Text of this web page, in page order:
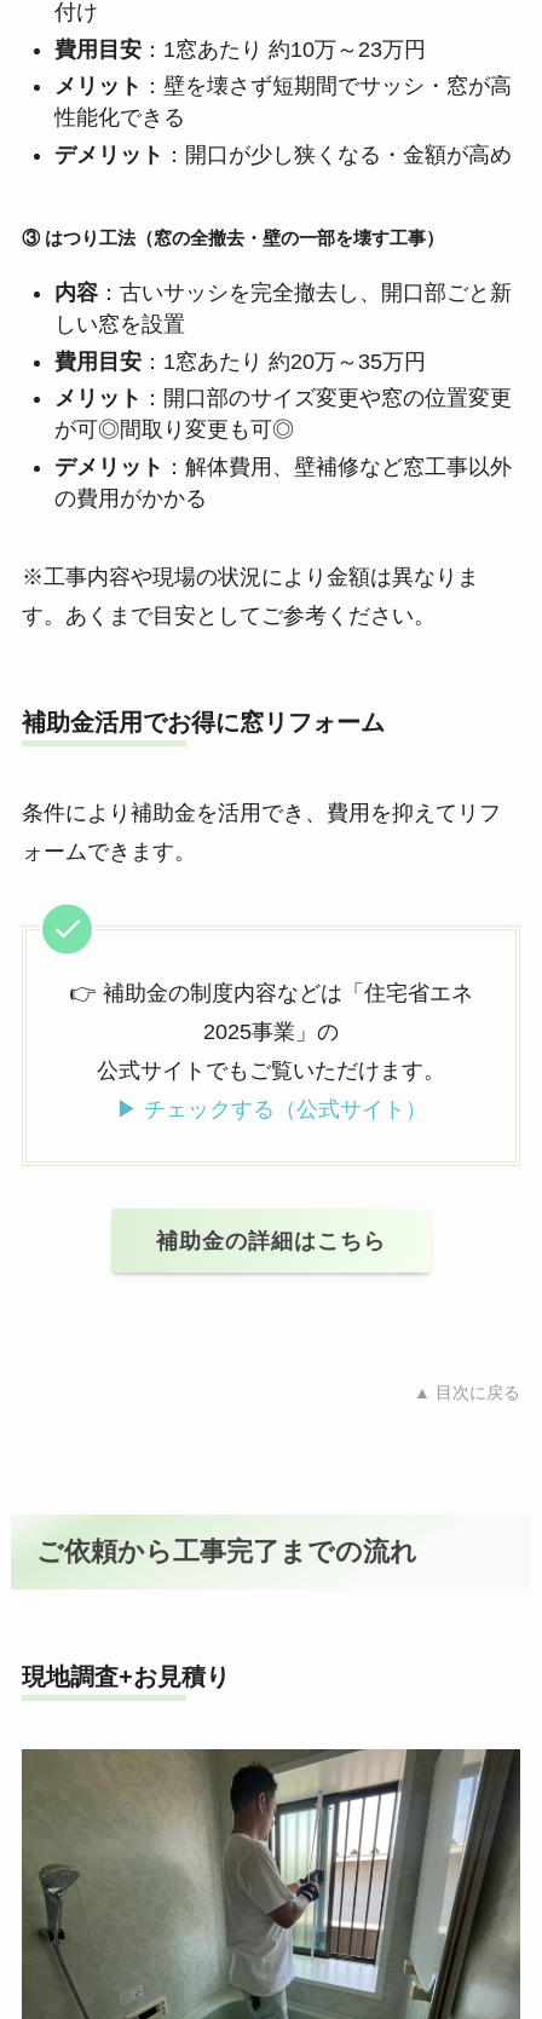
付け
費用目安：1窓あたり 約10万～23万円
メリット ：壁を壊さず短期間でサッシ・窓が高
性能化できる
デメリット ：開口が少し狭くなる・金額が高め
③ はつり工法（窓の全撤去・壁の一部を壊す工事）
内容：古いサッシを完全撤去し、開口部ごと新
しい窓を設置
費用目安：1窓あたり 約20万～35万円
メリット ：開口部のサイズ変更や窓の位置変更
が可◎間取り変更も可◎
デメリット ：解体費用、壁補修など窓工事以外
の費用がかかる
※工事内容や現場の状況により金額は異なりま
す。あくまで目安としてご参考ください。
補助金活用でお得に窓リフォーム
条件により補助金を活用でき、費用を抑えてリフ
ォームできます。
👉 補助金の制度内容などは「住宅省エネ
2025事業」の
公式サイトでもご覧いただけます。
▶ チェックする（公式サイト）
補助金の詳細はこちら
▲ 目次に戻る
ご依頼から工事完了までの流れ
現地調査+お見積り